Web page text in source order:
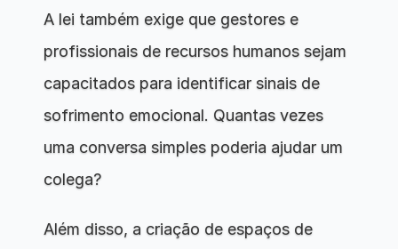
A lei também exige que gestores e
profissionais de recursos humanos sejam
capacitados para identificar sinais de
sofrimento emocional. Quantas vezes
uma conversa simples poderia ajudar um
colega?
Além disso, a criação de espaços de